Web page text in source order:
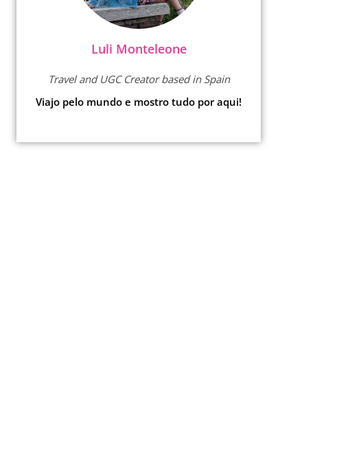
Luli Monteleone
Travel and UGC Creator based in Spain
Viajo pelo mundo e mostro tudo por aqui!